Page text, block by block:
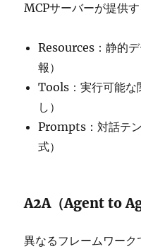
MCPサーバーが提供す
Resources：静的
報）
Tools：実行可能な
し）
Prompts：対話テ
式）
A2A（Agent to
異なるフレームワー